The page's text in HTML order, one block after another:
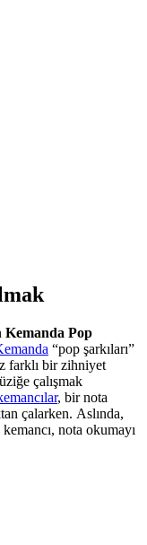
Kemanda Pop
“pop şarkıları”
farklı bir zihniyet
çalışmak
, bir nota
çalarken. Aslında,
nota okumayı